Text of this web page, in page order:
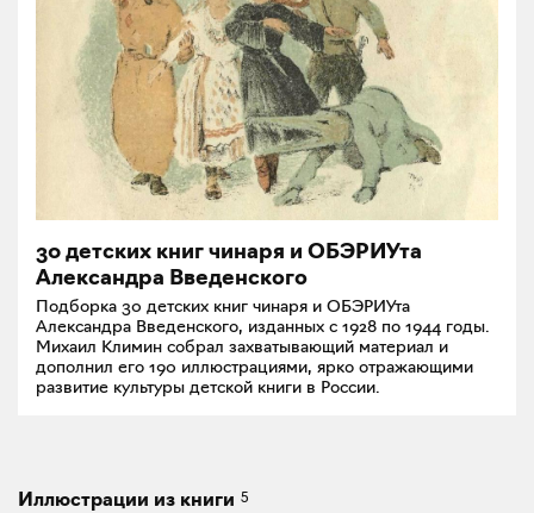
30 детских книг чинаря и ОБЭРИУта
Александра Введенского
Подборка 30 детских книг чинаря и ОБЭРИУта
Александра Введенского, изданных с 1928 по 1944 годы.
Михаил Климин собрал захватывающий материал и
дополнил его 190 иллюстрациями, ярко отражающими
развитие культуры детской книги в России.
Иллюстрации из книги 5